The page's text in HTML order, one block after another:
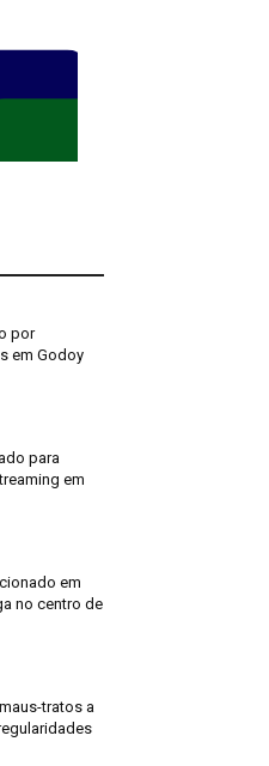
por
em Godoy
para
em
em
no centro de
tratos a